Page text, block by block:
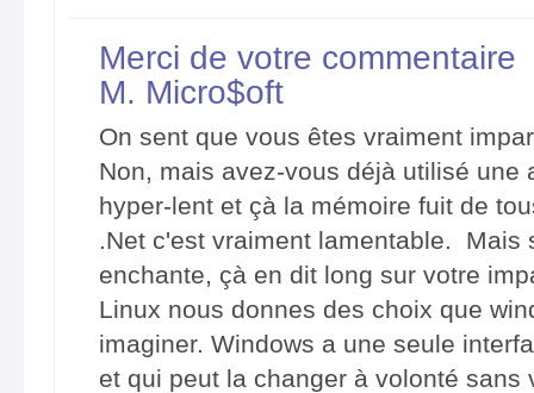
Merci de votre commentaire
M. Micro$oft
On sent que vous êtes vraiment
Non, mais avez-vous déjà utilisé
hyper-lent et çà la mémoire fuit de
.Net c'est vraiment lamentable. Mais
enchante, çà en dit long sur votre
Linux nous donnes des choix que
imaginer. Windows a une seule
et qui peut la changer à volonté